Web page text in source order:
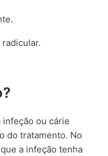
ou cárie
do tratamento. No
a infeção tenha